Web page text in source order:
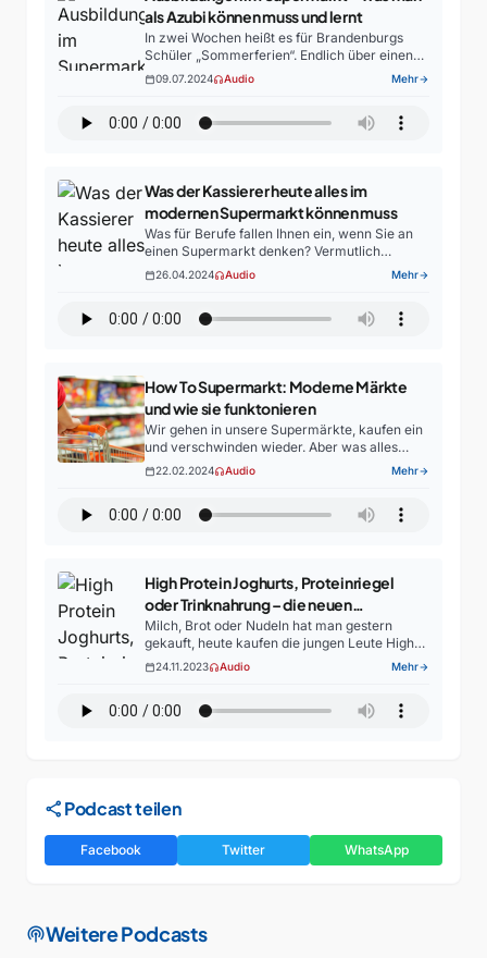
als Azubi können muss und lernt
In zwei Wochen heißt es für Brandenburgs
Schüler „Sommerferien“. Endlich über einen
Monat frei, auch wenn bei einigen noch ein
bisschen was auf der To-Do-Liste stehen
calendar_today09.07.2024headphonesAudio Mehrarrow_forward
Was der Kassierer heute alles im
modernen Supermarkt können muss
Was für Berufe fallen Ihnen ein, wenn Sie an
einen Supermarkt denken? Vermutlich
klassisch der Kassierer, aber es gibt noch so
viel mehr Jobs und auch der moderne
calendar_today26.04.2024headphonesAudio Mehrarrow_forward
How To Supermarkt: Moderne Märkte
und wie sie funktonieren
Wir gehen in unsere Supermärkte, kaufen ein
und verschwinden wieder. Aber was alles
hinter solch einem Konzern steckt, damit wir
alles das bekommen, was unser Herz begehrt
calendar_today22.02.2024headphonesAudio Mehrarrow_forward
High Protein Joghurts, Proteinriegel
oder Trinknahrung – die neuen
Trendprodukte
Milch, Brot oder Nudeln hat man gestern
gekauft, heute kaufen die jungen Leute High
Protein Joghurts, Protein Riegel oder
Trinknahrung. Denn das sind die neuen
calendar_today24.11.2023headphonesAudio Mehrarrow_forward
sharePodcast teilen
Facebook Twitter WhatsApp
podcastsWeitere Podcasts